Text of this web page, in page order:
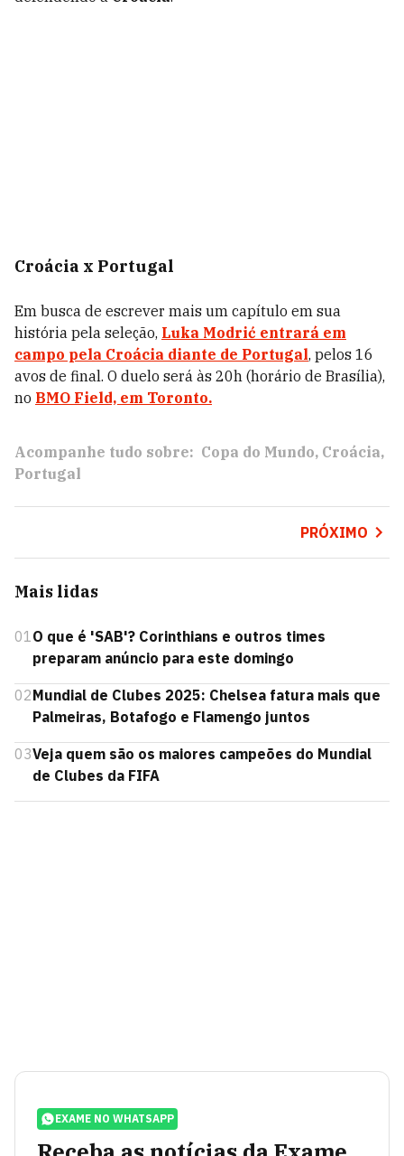
Croácia x Portugal
Em busca de escrever mais um capítulo em sua
história pela seleção, Luka Modrić entrará em
campo pela Croácia diante de Portugal, pelos 16
avos de final. O duelo será às 20h (horário de Brasília),
no BMO Field, em Toronto.
Acompanhe tudo sobre: Copa do Mundo Croácia
Portugal
PRÓXIMO
Mais lidas
01O que é 'SAB'? Corinthians e outros times
preparam anúncio para este domingo
02Mundial de Clubes 2025: Chelsea fatura mais que
Palmeiras, Botafogo e Flamengo juntos
03Veja quem são os maiores campeões do Mundial
de Clubes da FIFA
EXAME NO WHATSAPP